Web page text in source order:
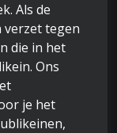
Als de
verzet tegen
die in het
Ons
je het